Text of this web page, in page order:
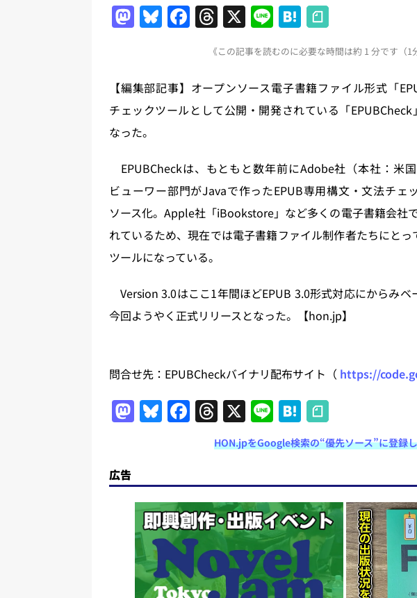
[ 2026年7月31日 ] HON.jp News Blogに拡張検索生成（
[ 2026年7月30日 ] ChatGPTが文体模写を拒否するように
刊出版ニュースまとめ
とめ 2026.07.29
日刊出版ニュースまとめ
[ 2026年8月6日 ]
ラップも読書など 日刊出版ニュースまと
M
o
d
o
Bl
s
k
F
e
b
k
T
re
a
d
X Li
n
e
H
at
e
n
a
《この記事を読むのに必要な時間は約 1 分です（1
【編集部記事】オープンソース電子書籍ファイル形式「
チェックツールとして公開・開発されている「
なった。
EPUBCheckは、もともと数年前にAdobe社（本社：米
ビューワー部門がJavaで作ったEPUB専用構文・文法チェ
ソース化。Apple社「iBookstore」など多くの電子書籍会社
れているため、現在では電子書籍ファイル制作者たちにと
ツールになっている。
Version 3.0はここ1年間ほどEPUB 3.0形式対応にからみベ
今回ようやく正式リリースとなった。【hon.jp】
問合せ先：EPUBCheckバイナリ配布サイト（ https://
M
a
o
d
o
n
Bl
u
s
k
y
F
a
e
b
o
o
k
T
h
re
a
d
s
X Li
n
e
H
at
e
n
a
HON.jpをGoogle検索の“優先ソース”に登録
広告